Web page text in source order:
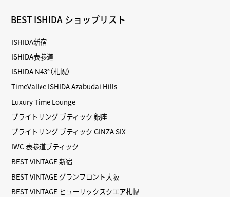
BEST ISHIDA ショップリスト
ISHIDA新宿
ISHIDA表参道
ISHIDA N43°（札幌）
TimeVallée ISHIDA Azabudai Hills
Luxury Time Lounge
ブライトリング ブティック 銀座
ブライトリング ブティック GINZA SIX
IWC 表参道ブティック
BEST VINTAGE 新宿
BEST VINTAGE グランフロント大阪
BEST VINTAGE ヒューリックスクエア札幌